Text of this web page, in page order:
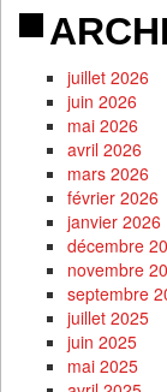
juillet 2026
juin 2026
mai 2026
avril 2026
mars 2026
février 2026
janvier 2026
décembre
novembre
septembre
juillet 2025
juin 2025
mai 2025